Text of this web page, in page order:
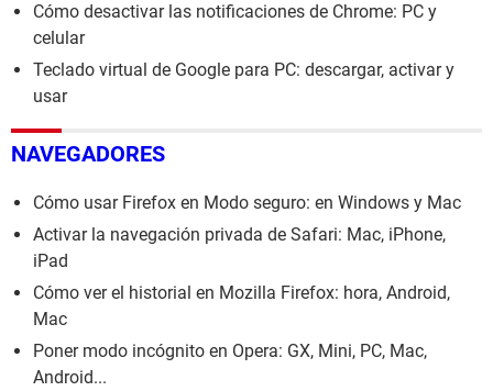
Cómo desactivar las notificaciones de Chrome: PC y
celular
Teclado virtual de Google para PC: descargar, activar y
usar
NAVEGADORES
Cómo usar Firefox en Modo seguro: en Windows y Mac
Activar la navegación privada de Safari: Mac, iPhone,
iPad
Cómo ver el historial en Mozilla Firefox: hora, Android,
Mac
Poner modo incógnito en Opera: GX, Mini, PC, Mac,
Android...